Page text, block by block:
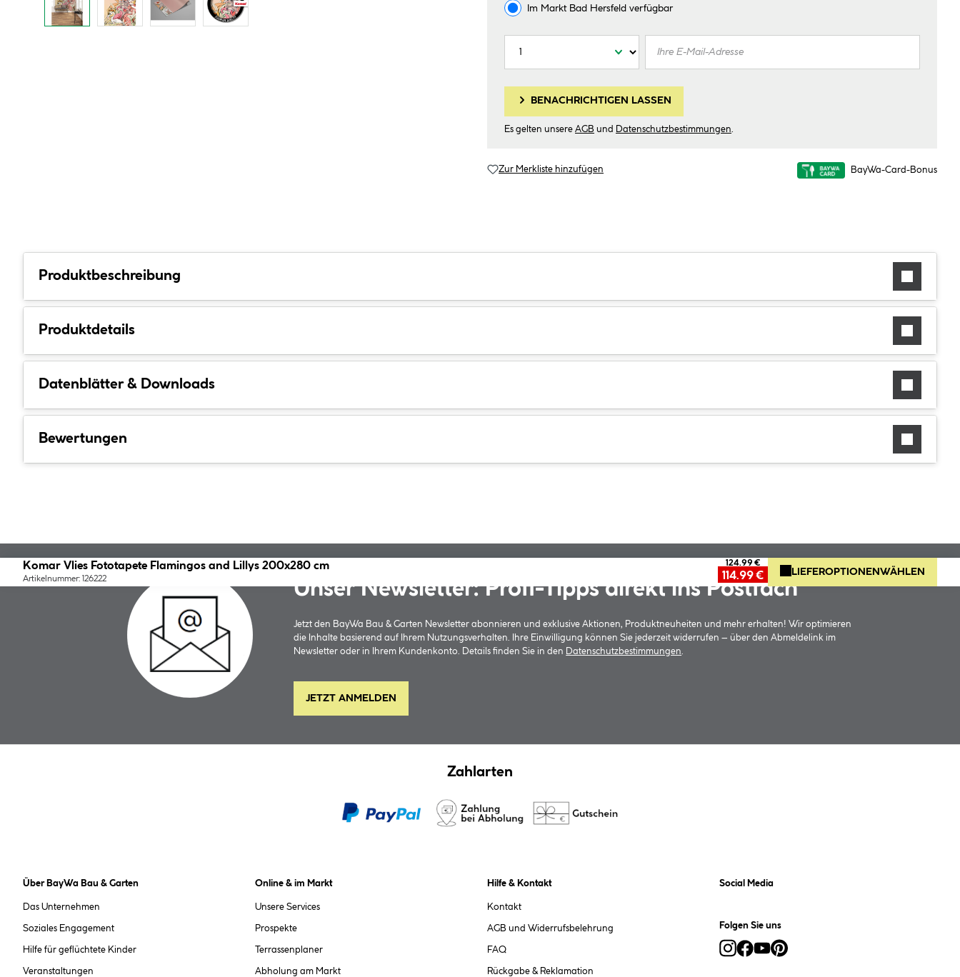
Im Markt Bad Hersfeld verfügbar
BENACHRICHTIGEN LASSEN
Es gelten unsere AGB und Datenschutzbestimmungen
Zur Merkliste hinzufügen BayWa-Card-Bonus
Produktbeschreibung
Produktdetails
Datenblätter & Downloads
Bewertungen
Komar Vlies Fototapete Flamingos and Lillys 200x280 cm
Artikelnummer: 126222
124.99 €
114.99 € LIEFEROPTIONEN WÄHLEN
Unser Newsletter: Profi-Tipps direkt ins Postfach
Jetzt den BayWa Bau & Garten Newsletter abonnieren und exklusive Aktionen, Produktneuheiten und mehr erhalten! Wir optimieren
die Inhalte basierend auf Ihrem Nutzungsverhalten. Ihre Einwilligung können Sie jederzeit widerrufen – über den Abmeldelink im
Newsletter oder in Ihrem Kundenkonto. Details finden Sie in den
Datenschutzbestimmungen
JETZT ANMELDEN
Zahlarten
Über BayWa Bau & Garten
Das Unternehmen
Soziales Engagement
Hilfe für geflüchtete Kinder
Veranstaltungen
Online & im Markt
Unsere Services
Prospekte
Terrassenplaner
Abholung am Markt
Hilfe & Kontakt
Kontakt
AGB und Widerrufsbelehrung
FAQ
Rückgabe & Reklamation
Social Media
Folgen Sie uns